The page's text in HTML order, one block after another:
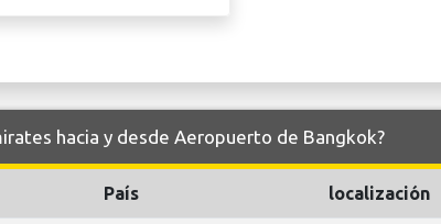
hacia y desde Aeropuerto de Bangkok?
País localización